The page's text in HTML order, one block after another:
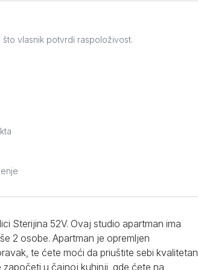
vlasnik potvrdi raspoloživost.
Sterijina 52V. Ovaj studio apartman ima
2 osobe. Apartman je opremljen
te ćete moći da priuštite sebi kvalitetan
u čajnoj kuhinji, gde ćete na